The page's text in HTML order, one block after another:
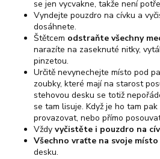
se jen vycvakne, takže není
Vyndejte pouzdro na cívku a
dosáhnete.
Štětcem odstraňte všechny
narazíte na zaseknuté nitky,
pinzetou.
Určitě nevynechejte místo pod
zoubky, které mají na starost
stehovou desku se totiž
se tam lisuje. Když je ho tam
provazovat, nebo přímo
Vždy vyčistěte i pouzdro na
Všechno vraťte na svoje místo
desku.